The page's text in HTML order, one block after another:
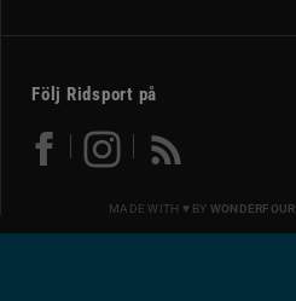
Följ Ridsport på
MADE WITH ♥ BY WONDERFOUR